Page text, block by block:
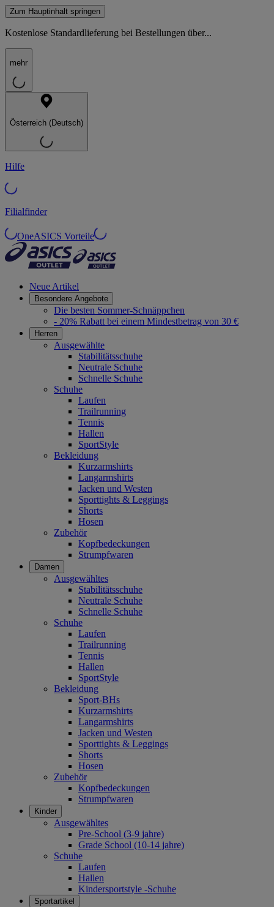
Zum Hauptinhalt springen
Kostenlose Standardlieferung bei Bestellungen über...
mehr
Österreich (Deutsch)
Hilfe
Filialfinder
OneASICS Vorteile
Neue Artikel
Besondere Angebote
Die besten Sommer-Schnäppchen
- 20% Rabatt bei einem Mindestbetrag von 30 €
Herren
Ausgewählte
Stabilitätsschuhe
Neutrale Schuhe
Schnelle Schuhe
Schuhe
Laufen
Trailrunning
Tennis
Hallen
SportStyle
Bekleidung
Kurzarmshirts
Langarmshirts
Jacken und Westen
Sporttights & Leggings
Shorts
Hosen
Zubehör
Kopfbedeckungen
Strumpfwaren
Damen
Ausgewähltes
Stabilitätsschuhe
Neutrale Schuhe
Schnelle Schuhe
Schuhe
Laufen
Trailrunning
Tennis
Hallen
SportStyle
Bekleidung
Sport-BHs
Kurzarmshirts
Langarmshirts
Jacken und Westen
Sporttights & Leggings
Shorts
Hosen
Zubehör
Kopfbedeckungen
Strumpfwaren
Kinder
Ausgewähltes
Pre-School (3-9 jahre)
Grade School (10-14 jahre)
Schuhe
Laufen
Hallen
Kindersportstyle -Schuhe
Sportartikel